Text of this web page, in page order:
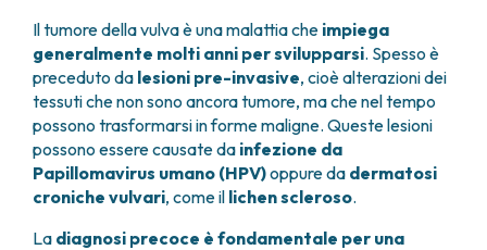
LINFOMI
MELANOMI
MESOTELIOMI
METASTASI DEL SISTEMA NERVOSO CENTRALE
MIELOMI
NEOPLASIE MIELODISPLASTICHE
NEOPLASIE MIELOPROLIFERATIVE CRONICHE
SARCOMI E TUMORI RARI
TUMORI OSSEI
DIAGNOSTICA E SERVIZI
DIREZIONE ASSISTENZIALE E TECNICA
ANATOMIA PATOLOGICA
FARMACIA
FISICA SANITARIA
LABORATORIO ANALISI
MEDICINA NUCLEARE
RADIODIAGNOSTICA
RADIOTERAPIA
Il tumore della vulva è una malattia che impiega
generalmente molti anni per svilupparsi. Spesso è
preceduto da lesioni pre-invasive, cioè alterazioni dei
tessuti che non sono ancora tumore, ma che nel tempo
possono trasformarsi in forme maligne. Queste lesioni
possono essere causate da infezione da
Papillomavirus umano (HPV)oppure da dermatosi
croniche vulvari, come il lichen scleroso.
La diagnosi precoce è fondamentale per una